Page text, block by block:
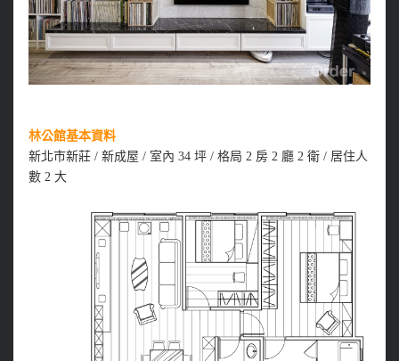
林公館基本資料
新北市新莊 / 新成屋 / 室內 34 坪 / 格局 2 房 2 廳 2 衛 / 居住人
數 2 大